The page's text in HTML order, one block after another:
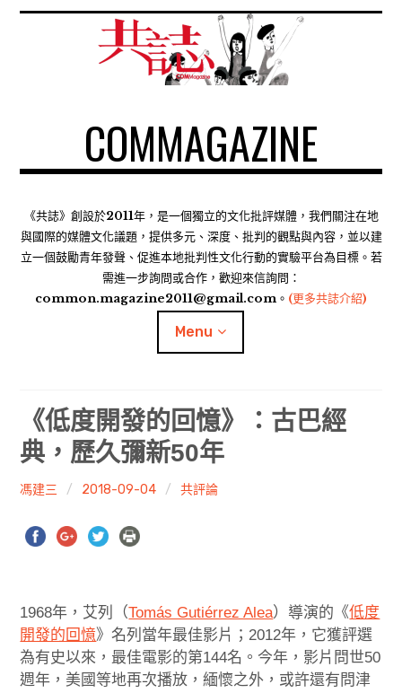
COMMAGAZINE
《共誌》創設於2011年，是一個獨立的文化批評媒體，我們關注在地
與國際的媒體文化議題，提供多元、深度、批判的觀點與內容，並以建
立一個鼓勵青年發聲、促進本地批判性文化行動的實驗平台為目標。若
需進一步詢問或合作，歡迎來信詢問：
common.magazine2011@gmail.com。 (更多共誌介紹)
Menu
共專題
共評論
共想/共享
共青年
勞動誌
共誌寫手
《低度開發的回憶》：古巴經
典，歷久彌新50年
馮建三 2018-09-04 共評論
1968年，艾列（‎Tomás Gutiérrez Alea）導演的《低度
開發的回憶》名列當年最佳影片；2012年，它獲評選
為有史以來，最佳電影的第144名。今年，影片問世50
週年，美國等地再次播放，緬懷之外，或許還有問津